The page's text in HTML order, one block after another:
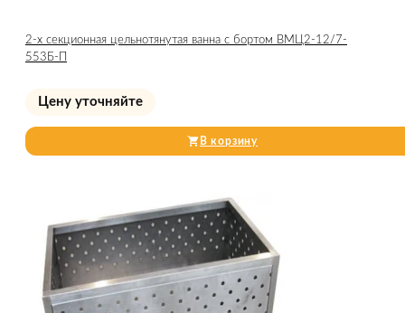
2-х секционная цельнотянутая ванна с бортом ВМЦ2-12/7-
553Б-П
Цену уточняйте
В корзину